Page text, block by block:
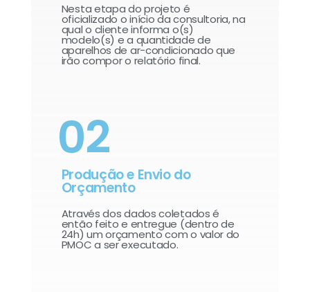
Nesta etapa do projeto é
oficializado o início da consultoria, na
qual o cliente informa o(s)
modelo(s) e a quantidade de
aparelhos de ar-condicionado que
irão compor o relatório final.​
02
Produção e Envio do
Orçamento
Através dos dados coletados é
então feito e entregue (dentro de
24h) um orçamento com o valor do
PMOC a ser executado.